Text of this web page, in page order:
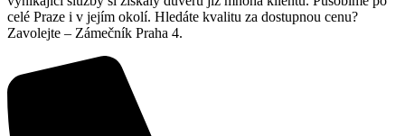
celé Praze i v jejím okolí. Hledáte kvalitu za dostupnou cenu?
Zavolejte – Zámečník Praha 4.